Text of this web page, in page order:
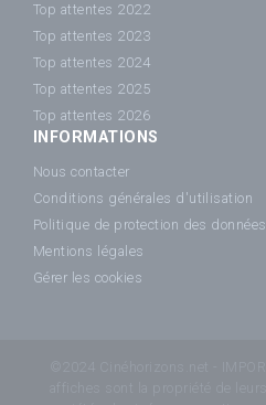
Top attentes 2022
Top attentes 2023
Top attentes 2024
Top attentes 2025
Top attentes 2026
INFORMATIONS
Nous contacter
Conditions générales d'utilisation
Politique de protection des données
Mentions légales
Gérer les cookies